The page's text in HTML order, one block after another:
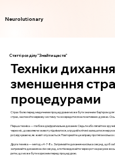
Neurolutionary
Статті розділу "Знайти щастя"
Техніки
зменшення
процедурами
Страх болю перед медичними процедурами може бути значним бар’єром для
страх, заспокоїти нервову систему та зосередитися на позитивних думках.
Перша техніка — глибоке діафрагмальне дихання. Сядьте або лягайте в
через ніс, дозволяючи животу підніматися, а грудній клітині залишатися
рот, відчуваючи, як живіт опускається. Повторюйте цю вправу протягом кількох
Друга техніка — метод «4-7-8». Затримайте дихання на кілька секунд, щоб
затримайте дихання на сім секунд, а потім видихайте через рот на рахунок
ритм, що може бути корисним перед процедурою.